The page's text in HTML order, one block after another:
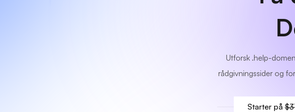
Utforsk .help-
rådgivningssider og
Starter på